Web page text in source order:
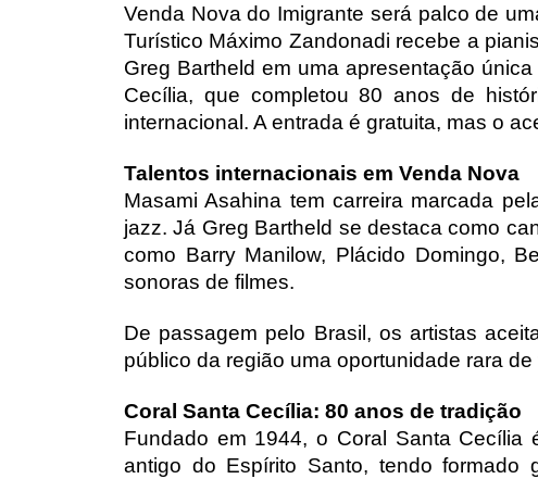
Venda Nova do Imigrante será palco de
Turístico Máximo Zandonadi recebe a
Greg Bartheld em uma apresentação
Cecília, que completou 80 anos de
internacional. A entrada é gratuita, mas o
Talentos internacionais em Venda Nova
Masami Asahina tem carreira marcada
jazz. Já Greg Bartheld se destaca como
como Barry Manilow, Plácido Domingo,
sonoras de filmes.
De passagem pelo Brasil, os artistas
público da região uma oportunidade rara
Coral Santa Cecília: 80 anos de tradição
Fundado em 1944, o Coral Santa Cecília
antigo do Espírito Santo, tendo formado